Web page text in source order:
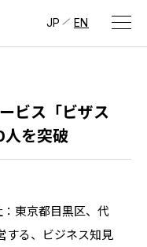
JP EN
ビス「ビザス
を突破
東京都目黒区、代
する、ビジネス知見